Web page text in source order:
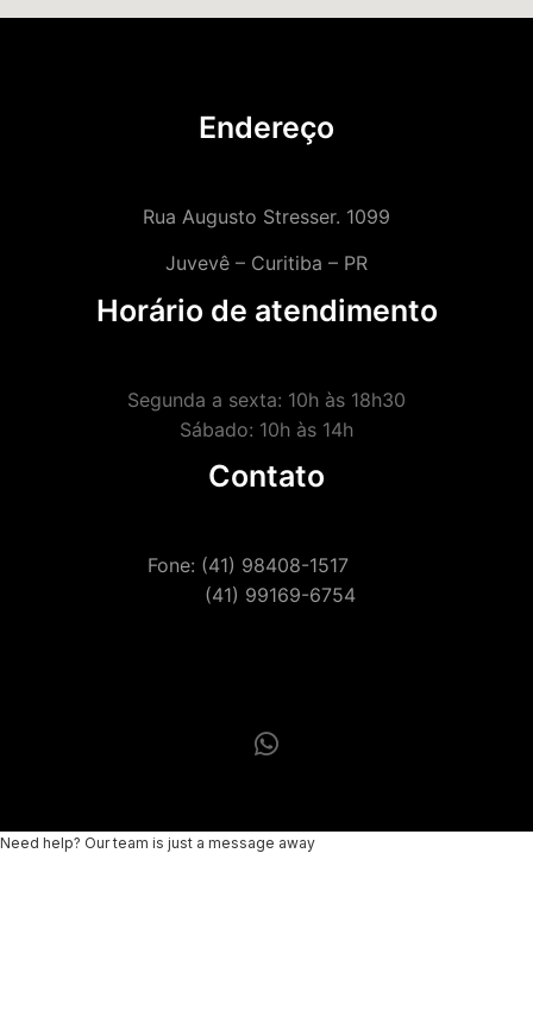
Endereço
Rua Augusto Stresser. 1099
Juvevê – Curitiba – PR
Horário de atendimento
Segunda a sexta: 10h às 18h30
Sábado: 10h às 14h
Contato
Fone: (41) 98408-1517
(41) 99169-6754
Need help? Our team is just a message away